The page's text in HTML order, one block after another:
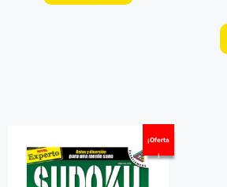
¡Oferta
!